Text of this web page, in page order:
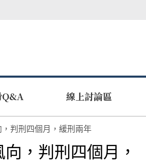
Q&A 線上討論區
判刑四個月，緩刑兩年
，判刑四個月，